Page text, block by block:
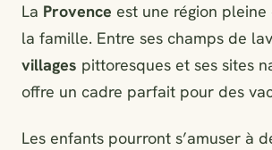
La Provence est une région
la famille. Entre ses champs de
villages pittoresques et ses sites
offre un cadre parfait pour des
Les enfants pourront s’amuser à